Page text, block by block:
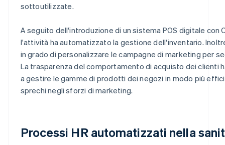
sottoutilizzate.
A seguito dell'introduzione di un sistema POS digitale con
l'attività ha automatizzato la gestione dell'inventario.
in grado di personalizzare le campagne di marketing per
La trasparenza del comportamento di acquisto dei clienti
a gestire le gamme di prodotti dei negozi in modo più
sprechi negli sforzi di marketing.
Processi HR automatizzati nella